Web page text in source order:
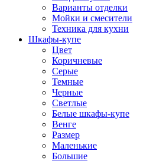
Варианты отделки
Мойки и смесители
Техника для кухни
Шкафы-купе
Цвет
Коричневые
Серые
Темные
Черные
Светлые
Белые шкафы-купе
Венге
Размер
Маленькие
Большие